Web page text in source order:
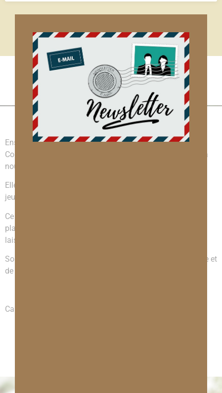
Qui suis-je ?
Enseignante et grande amoureuse des mots, Caroline
Courtois a d’abord passé de nombreuses années à lire et à
nourrir son imaginaire de mille et une histoires.
Elle a adoré partager sa passion pour la lecture avec ses
jeunes élèves.
Ce n’est qu’à quarante ans qu’elle a découvert l’intense
plaisir d’écrire, de regarder les mots noircir le papier, de se
laisser surprendre par un personnage ou une intrigue…
Son imaginaire est comme elle, plein de douceur, de magie et
de mystère.
Caroline COURTOIS